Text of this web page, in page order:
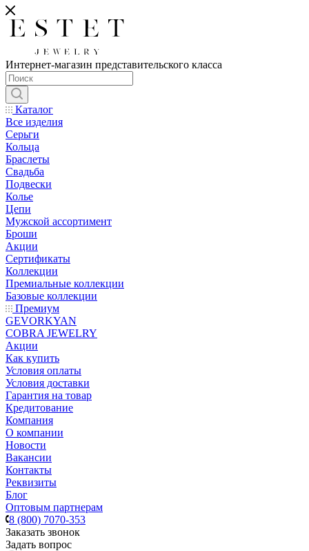
Интернет-магазин представительского класса
Каталог
Все изделия
Серьги
Кольца
Браслеты
Свадьба
Подвески
Колье
Цепи
Мужской ассортимент
Броши
Акции
Сертификаты
Коллекции
Премиальные коллекции
Базовые коллекции
Премиум
GEVORKYAN
COBRA JEWELRY
Акции
Как купить
Условия оплаты
Условия доставки
Гарантия на товар
Кредитование
Компания
О компании
Новости
Вакансии
Контакты
Реквизиты
Блог
Оптовым партнерам
8 (800) 7070-353
Заказать звонок
Задать вопрос